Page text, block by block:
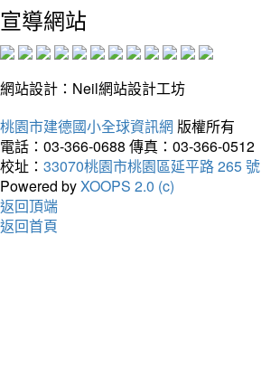
宣導網站
網站設計：Neil網站設計工坊
桃園市建德國小全球資訊網 版權所有
電話：03-366-0688 傳真：03-366-0512
校址： 33070桃園市桃園區延平路 265 號
Powered byXOOPS 2.0 (c)
返回頂端
返回首頁